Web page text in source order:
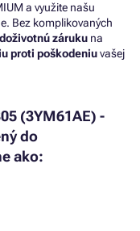
a využite našu
Bez komplikovaných
doživotnú záruku na
proti poškodeniuvašej
(3YM61AE) -
do
ako: